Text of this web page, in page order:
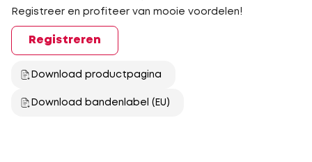
Registreer en profiteer van mooie voordelen!
Registreren
Download productpagina
Download bandenlabel (EU)